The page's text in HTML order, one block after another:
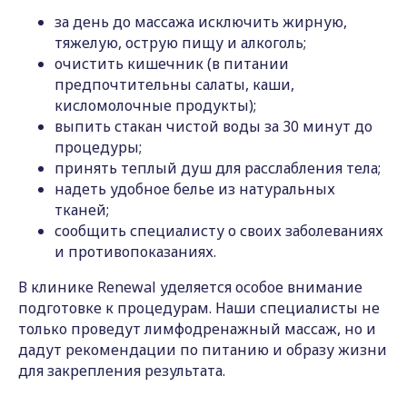
за день до массажа исключить жирную,
тяжелую, острую пищу и алкоголь;
очистить кишечник (в питании
предпочтительны салаты, каши,
кисломолочные продукты);
выпить стакан чистой воды за 30 минут до
процедуры;
принять теплый душ для расслабления тела;
надеть удобное белье из натуральных
тканей;
сообщить специалисту о своих заболеваниях
и противопоказаниях.
В клинике Renewal уделяется особое внимание
подготовке к процедурам. Наши специалисты не
только проведут лимфодренажный массаж, но и
дадут рекомендации по питанию и образу жизни
для закрепления результата.